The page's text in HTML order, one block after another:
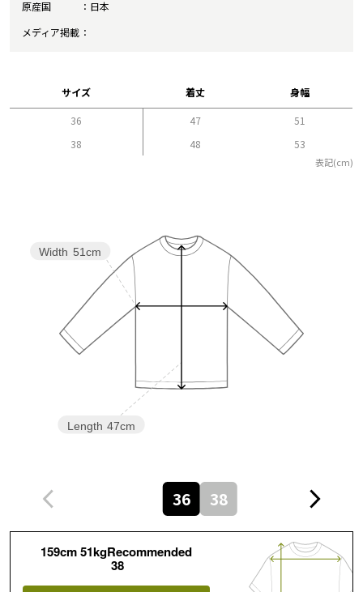
原産国
日本
メディア掲載
サイズ 着丈 身幅
36 47
51
38
48 53
表記(cm)
Length 47cm
Width 51cm
36 38
159cm 51kgRecommended
38